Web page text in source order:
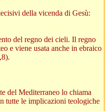
della vicenda di Gesù:
del regno dei cieli. Il regno
e viene usata anche in ebraico
del Mediterraneo lo chiama
tutte le implicazioni teologiche